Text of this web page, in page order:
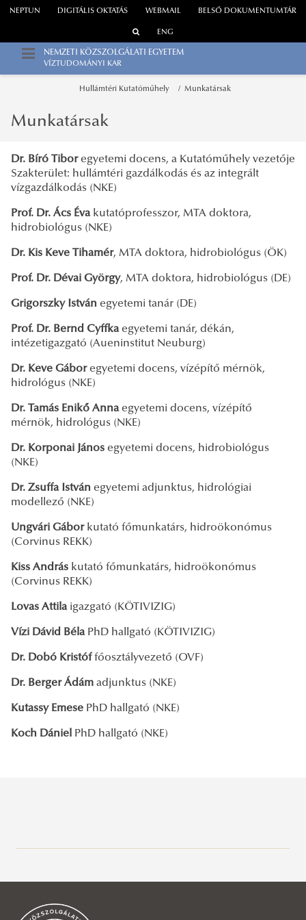
WEBMAIL
NEPTUN DIGITÁLIS OKTATÁS BELSŐ DOKUMENTUMTÁR
ENG
NEMZETI KÖZSZOLGÁLATI EGYETEM
VÍZTUDOMÁNYI KAR
Hullámtéri Kutatóműhely Munkatársak
PLANET EXPO 2026
Kutatási területek
Hullámtéri Kutatóműhely
Kutatási terv és célrendszer
Munkatársak
Dr. Bíró Tiboregyetemi docens, a Kutatóműhely vezetője
Szakterület: hullámtéri gazdálkodás és az integrált
vízgazdálkodás (NKE)
Prof. Dr. Ács Évakutatóprofesszor, MTA doktora,
hidrobiológus (NKE)
Dr. Kis Keve Tihamér, MTA doktora, hidrobiológus (ÖK)
Prof. Dr. Dévai György, MTA doktora, hidrobiológus (DE)
Grigorszky István egyetemi tanár (DE)
Prof. Dr. Bernd Cyffkaegyetemi tanár, dékán,
intézetigazgató (Aueninstitut Neuburg)
Dr. Keve Gáboregyetemi docens, vízépítő mérnök,
hidrológus (NKE)
Dr. Tamás Enikő Annaegyetemi docens, vízépítő
mérnök, hidrológus (NKE)
Dr. Korponai János egyetemi docens, hidrobiológus
(NKE)
Dr. Zsuffa István egyetemi adjunktus, hidrológiai
modellező (NKE)
Ungvári Gáborkutató főmunkatárs, hidroökonómus
(Corvinus REKK)
Kiss András kutató főmunkatárs, hidroökonómus
(Corvinus REKK)
Lovas Attilaigazgató (KÖTIVIZIG)
Vízi Dávid BélaPhD hallgató (KÖTIVIZIG)
Dr. Dobó Kristóffőosztályvezető (OVF)
Dr. Berger Ádám adjunktus (NKE)
Kutassy Emese PhD hallgató (NKE)
Koch Dániel PhD hallgató (NKE)